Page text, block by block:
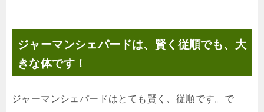
ジャーマンシェパードは、賢く従順でも、大
きな体です！
ジャーマンシェパードはとても賢く、従順です。で